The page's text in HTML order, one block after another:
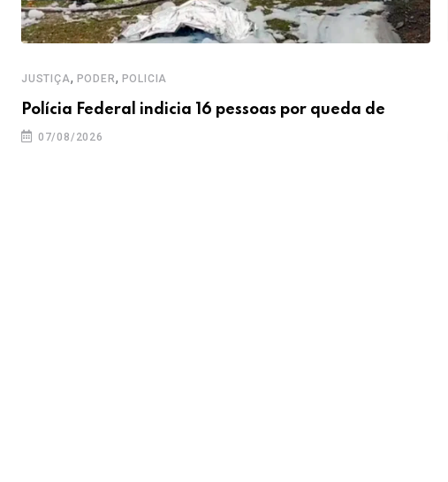
JUSTIÇA, PODER, POLICIA
Polícia Federal indicia 16 pessoas por queda de
07/08/2026